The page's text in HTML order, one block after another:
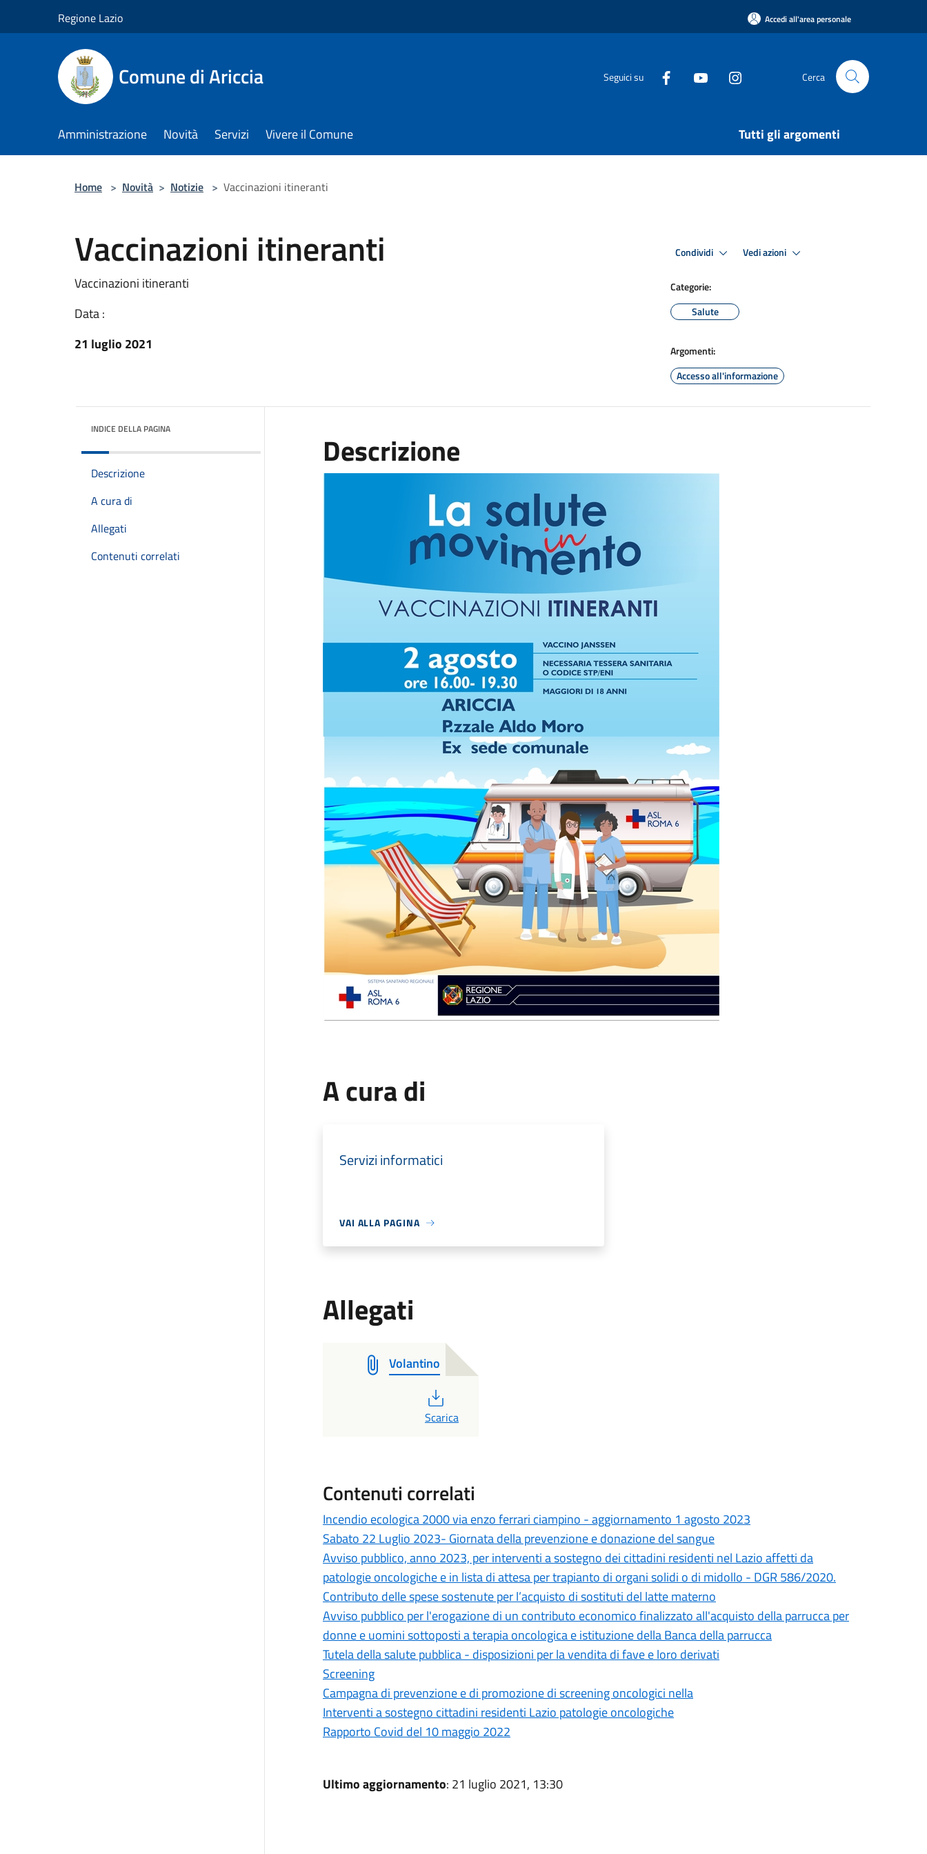
Regione Lazio Accedi all'area personale
Comune di Ariccia Seguici su Cerca
Amministrazione Novità Servizi Vivere il Comune Tutti gli argomenti
Home > Novità > Notizie > Vaccinazioni itineranti
Vaccinazioni itineranti
Vaccinazioni itineranti
Data :
21 luglio 2021
Condividi Vedi azioni
Categorie:
Salute
Argomenti:
Accesso all'informazione
INDICE DELLA PAGINA
Descrizione
A cura di
Allegati
Contenuti correlati
Descrizione
A cura di
Servizi informatici
VAI ALLA PAGINA
Allegati
Volantino
PDF
Scarica
Contenuti correlati
Incendio ecologica 2000 via enzo ferrari ciampino - aggiornamento 1 agosto 2023
Sabato 22 Luglio 2023- Giornata della prevenzione e donazione del sangue
Avviso pubblico, anno 2023, per interventi a sostegno dei cittadini residenti nel Lazio affetti da
patologie oncologiche e in lista di attesa per trapianto di organi solidi o di midollo - DGR 586/2020.
Contributo delle spese sostenute per l’acquisto di sostituti del latte materno
Avviso pubblico per l'erogazione di un contributo economico finalizzato all'acquisto della parrucca per
donne e uomini sottoposti a terapia oncologica e istituzione della Banca della parrucca
Tutela della salute pubblica - disposizioni per la vendita di fave e loro derivati
Screening
Campagna di prevenzione e di promozione di screening oncologici nella
Interventi a sostegno cittadini residenti Lazio patologie oncologiche
Rapporto Covid del 10 maggio 2022
Ultimo aggiornamento: 21 luglio 2021, 13:30